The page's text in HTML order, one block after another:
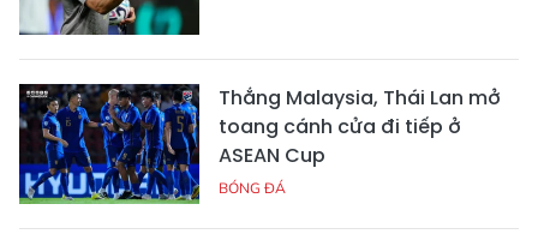
Thắng Malaysia, Thái Lan mở
toang cánh cửa đi tiếp ở
ASEAN Cup
BÓNG ĐÁ